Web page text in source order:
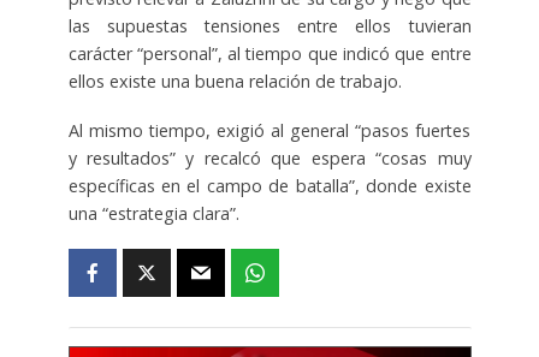
las supuestas tensiones entre ellos tuvieran
carácter “personal”, al tiempo que indicó que entre
ellos existe una buena relación de trabajo.
Al mismo tiempo, exigió al general “pasos fuertes
y resultados” y recalcó que espera “cosas muy
específicas en el campo de batalla”, donde existe
una “estrategia clara”.